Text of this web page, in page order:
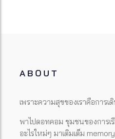
ABOUT
เพราะความสุขของเราคือการเ
พาไปดอทคอม ชุมชนของการเ
อะไรใหม่ๆ มาเติมเต็ม